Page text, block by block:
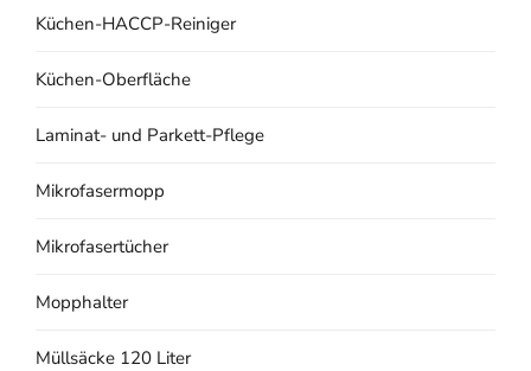
Küchen-HACCP-Reiniger
Küchen-Oberfläche
Laminat- und Parkett-Pflege
Mikrofasermopp
Mikrofasertücher
Mopphalter
Müllsäcke 120 Liter